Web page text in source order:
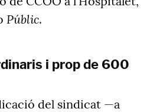
Públic.
i prop de 600
del sindicat —a